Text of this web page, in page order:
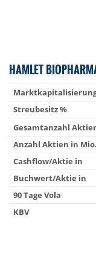
HAMLET
Marktkapitalisierung
Streubesitz %
Gesamtanzahl
Anzahl Aktien in Mio.
Cashflow/Aktie in
Buchwert/Aktie in
90 Tage Vola
KBV